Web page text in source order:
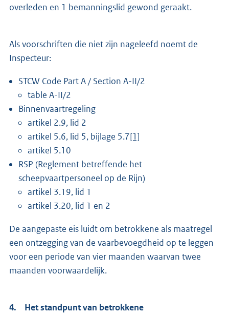
overleden en 1 bemanningslid gewond geraakt.
Als voorschriften die niet zijn nageleefd noemt de
Inspecteur:
STCW Code Part A / Section A-II/2
table A-II/2
Binnenvaartregeling
artikel 2.9, lid 2
artikel 5.6, lid 5, bijlage 5.7[1]
artikel 5.10
RSP (Reglement betreffende het
scheepvaartpersoneel op de Rijn)
artikel 3.19, lid 1
artikel 3.20, lid 1 en 2
De aangepaste eis luidt om betrokkene als maatregel
een ontzegging van de vaarbevoegdheid op te leggen
voor een periode van vier maanden waarvan twee
maanden voorwaardelijk.
4. Het standpunt van betrokkene